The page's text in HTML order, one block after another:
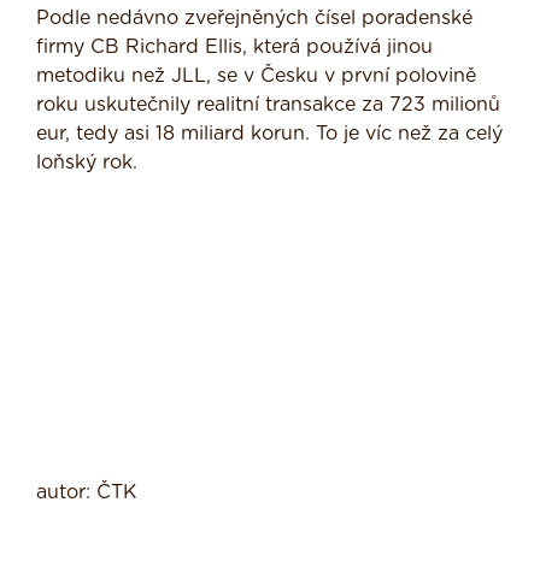
Podle nedávno zveřejněných čísel poradenské
firmy CB Richard Ellis, která používá jinou
metodiku než JLL, se v Česku v první polovině
roku uskutečnily realitní transakce za 723 milionů
eur, tedy asi 18 miliard korun. To je víc než za celý
loňský rok.
autor: ČTK